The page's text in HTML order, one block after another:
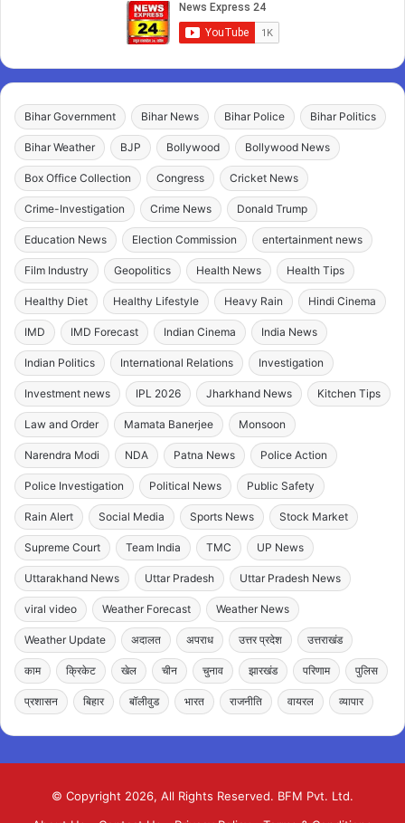
Bihar Government Bihar News Bihar Police Bihar Politics
Bihar Weather BJP Bollywood Bollywood News
Box Office Collection Congress Cricket News
Crime-Investigation Crime News Donald Trump
Education News Election Commission entertainment news
Film Industry Geopolitics Health News Health Tips
Healthy Diet Healthy Lifestyle Heavy Rain Hindi Cinema
IMD IMD Forecast Indian Cinema India News
Indian Politics International Relations Investigation
Investment news IPL 2026 Jharkhand News Kitchen Tips
Law and Order Mamata Banerjee Monsoon
Narendra Modi NDA Patna News Police Action
Police Investigation Political News Public Safety
Rain Alert Social Media Sports News Stock Market
Supreme Court Team India TMC UP News
Uttarakhand News Uttar Pradesh Uttar Pradesh News
viral video Weather Forecast Weather News
Weather Update अदालत अपराध उत्तर प्रदेश उत्तराखंड
काम क्रिकेट खेल चीन चुनाव झारखंड परिणाम पुलिस
प्रशासन बिहार बॉलीवुड भारत राजनीति वायरल व्यापार
© Copyright 2026, All Rights Reserved. BFM Pvt. Ltd.